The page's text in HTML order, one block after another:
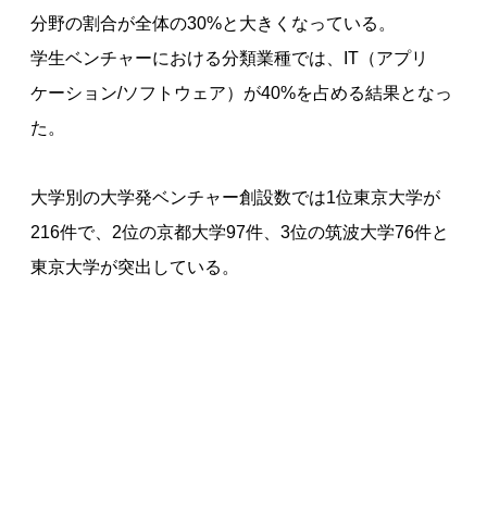
分野の割合が全体の30%と大きくなっている。
学生ベンチャーにおける分類業種では、IT（アプリ
ケーション/ソフトウェア）が40%を占める結果となっ
た。
大学別の大学発ベンチャー創設数では1位東京大学が
216件で、2位の京都大学97件、3位の筑波大学76件と
東京大学が突出している。